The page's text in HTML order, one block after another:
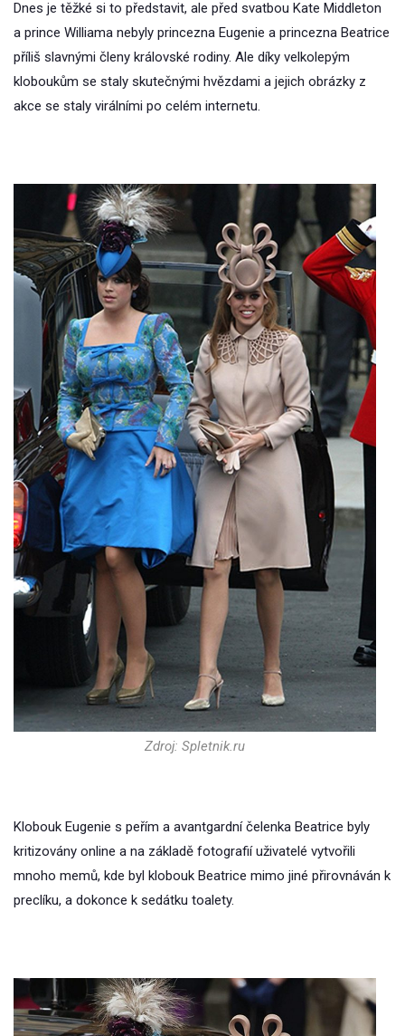
Dnes je těžké si to představit, ale před svatbou Kate Middleton
a prince Williama nebyly princezna Eugenie a princezna Beatrice
příliš slavnými členy královské rodiny. Ale díky velkolepým
kloboukům se staly skutečnými hvězdami a jejich obrázky z
akce se staly virálními po celém internetu.
Zdroj: Spletnik.ru
Klobouk Eugenie s peřím a avantgardní čelenka Beatrice byly
kritizovány online a na základě fotografií uživatelé vytvořili
mnoho memů, kde byl klobouk Beatrice mimo jiné přirovnáván k
preclíku, a dokonce k sedátku toalety.